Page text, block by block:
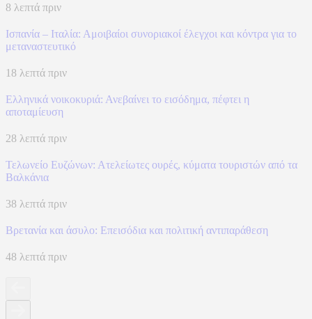
8 λεπτά πριν
Ισπανία – Ιταλία: Αμοιβαίοι συνοριακοί έλεγχοι και κόντρα για το
μεταναστευτικό
18 λεπτά πριν
Ελληνικά νοικοκυριά: Ανεβαίνει το εισόδημα, πέφτει η
αποταμίευση
28 λεπτά πριν
Τελωνείο Ευζώνων: Ατελείωτες ουρές, κύματα τουριστών από τα
Βαλκάνια
38 λεπτά πριν
Βρετανία και άσυλο: Επεισόδια και πολιτική αντιπαράθεση
48 λεπτά πριν